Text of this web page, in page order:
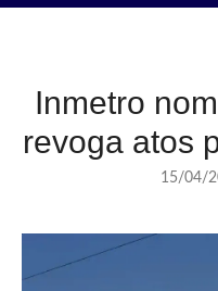
Inmetro
revoga atos
15/04/